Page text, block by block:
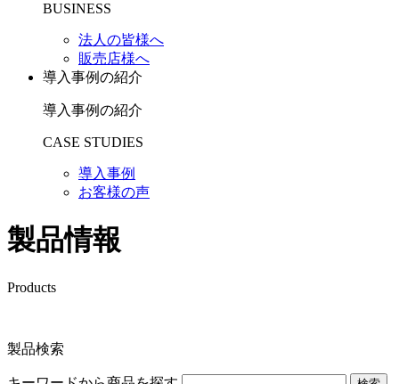
BUSINESS
法人の皆様へ
販売店様へ
導入事例の紹介
導入事例の紹介
CASE STUDIES
導入事例
お客様の声
製品情報
Products
製品検索